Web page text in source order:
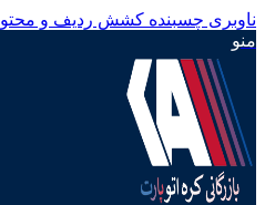
ناوبری چسبنده کشش ردیف و محتوا
منو